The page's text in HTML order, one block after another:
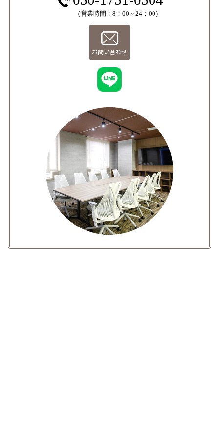
（営業時間：8：00～24：00）
お問い合わせ